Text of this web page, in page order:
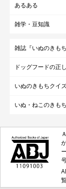
あるある
雑学・豆知識
雑誌『いぬのきもち
ドッグフードの正
いぬのきもちクイ
いぬ・ねこのきも